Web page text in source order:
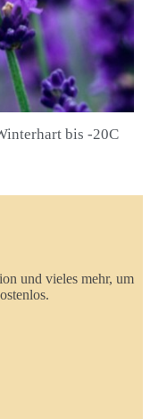
bis -20C
und vieles mehr, um